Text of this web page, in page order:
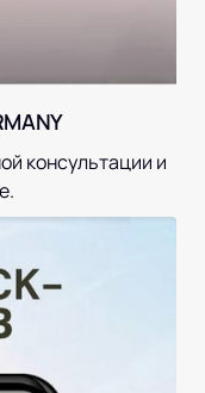
консультации и